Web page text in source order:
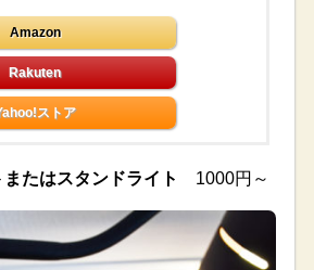
Amazon
ストア
またはスタンドライト 1000円～